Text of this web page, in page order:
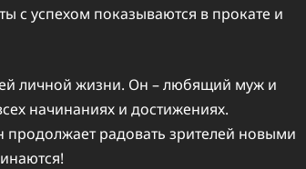
с успехом показываются в прокате и
личной жизни. Он – любящий муж и
начинаниях и достижениях.
радовать зрителей новыми